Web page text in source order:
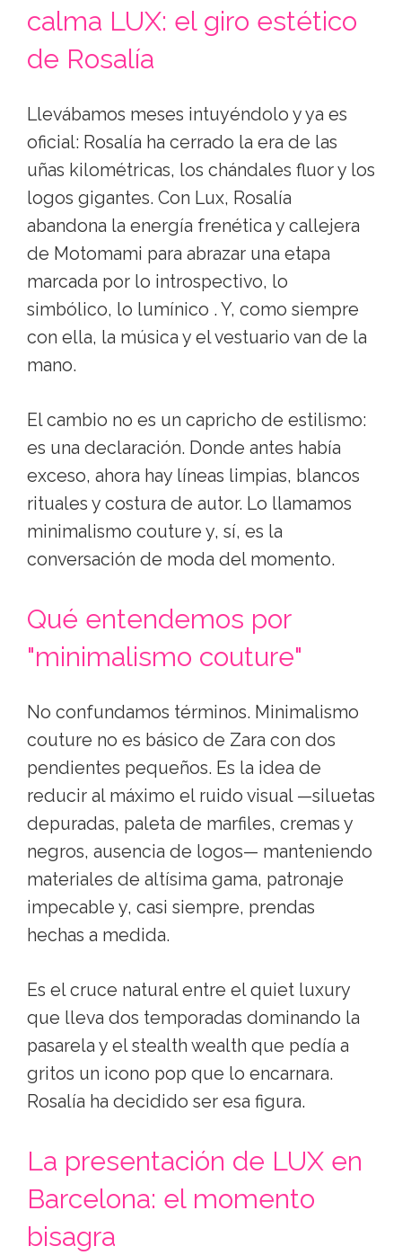
calma LUX: el giro estético
de Rosalía
Llevábamos meses intuyéndolo y ya es
oficial: Rosalía ha cerrado la era de las
uñas kilométricas, los chándales fluor y los
logos gigantes. Con Lux, Rosalía
abandona la energía frenética y callejera
de Motomami para abrazar una etapa
marcada por lo introspectivo, lo
simbólico, lo lumínico . Y, como siempre
con ella, la música y el vestuario van de la
mano.
El cambio no es un capricho de estilismo:
es una declaración. Donde antes había
exceso, ahora hay líneas limpias, blancos
rituales y costura de autor. Lo llamamos
minimalismo couture y, sí, es la
conversación de moda del momento.
Qué entendemos por
"minimalismo couture"
No confundamos términos. Minimalismo
couture no es básico de Zara con dos
pendientes pequeños. Es la idea de
reducir al máximo el ruido visual —siluetas
depuradas, paleta de marfiles, cremas y
negros, ausencia de logos— manteniendo
materiales de altísima gama, patronaje
impecable y, casi siempre, prendas
hechas a medida.
Es el cruce natural entre el quiet luxury
que lleva dos temporadas dominando la
pasarela y el stealth wealth que pedía a
gritos un icono pop que lo encarnara.
Rosalía ha decidido ser esa figura.
La presentación de LUX en
Barcelona: el momento
bisagra